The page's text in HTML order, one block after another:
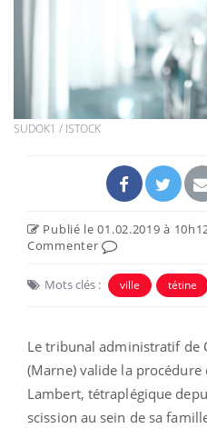
SUDOK1 / ISTOCK
Publié le 01.02.2019 à
Commenter
Mots clés : ville tétine
Le tribunal administratif de
(Marne) valide la procédure
Lambert, tétraplégique
scission au sein de sa